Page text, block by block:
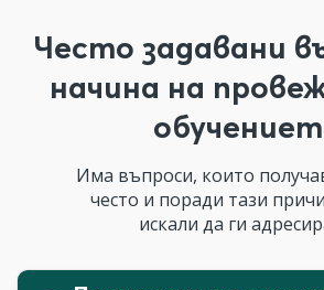
Често задавани
начина на
Има въпроси, които
често и поради тази
искали да ги